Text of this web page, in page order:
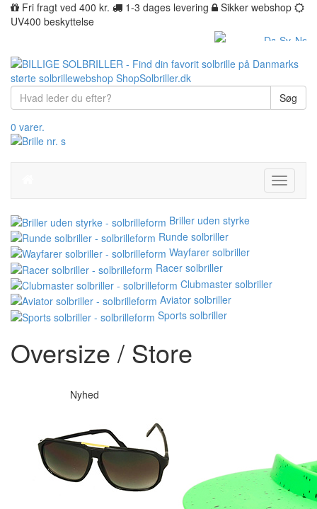
Fri fragt ved 400 kr. 1-3 dages levering
Sikker webshop
UV400 beskyttelse
Søg
0 varer.
Toggle
Briller uden styrke
Runde solbriller
Wayfarer solbriller
Racer solbriller
Clubmaster solbriller
Aviator solbriller
Sports solbriller
Oversize / Store
Nyhed